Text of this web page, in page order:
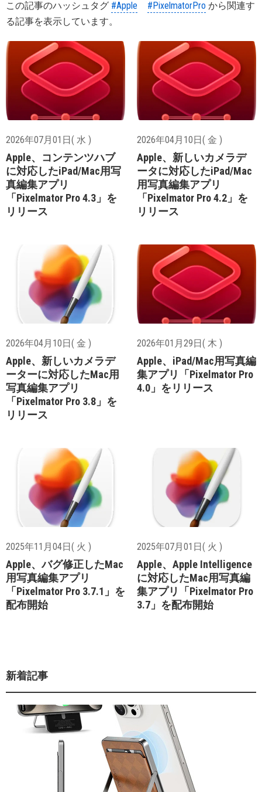
この記事のハッシュタグ #Apple #PixelmatorPro から関連す
る記事を表示しています。
2026年07月01日( 水 )
Apple、コンテンツハブ
に対応したiPad/Mac用写
真編集アプリ
「Pixelmator Pro 4.3」を
リリース
2026年04月10日( 金 )
Apple、新しいカメラデ
ータに対応したiPad/Mac
用写真編集アプリ
「Pixelmator Pro 4.2」を
リリース
2026年04月10日( 金 )
Apple、新しいカメラデ
ーターに対応したMac用
写真編集アプリ
「Pixelmator Pro 3.8」を
リリース
2026年01月29日( 木 )
Apple、iPad/Mac用写真編
集アプリ「Pixelmator Pro
4.0」をリリース
2025年11月04日( 火 )
Apple、バグ修正したMac
用写真編集アプリ
「Pixelmator Pro 3.7.1」を
配布開始
2025年07月01日( 火 )
Apple、Apple Intelligence
に対応したMac用写真編
集アプリ「Pixelmator Pro
3.7」を配布開始
新着記事